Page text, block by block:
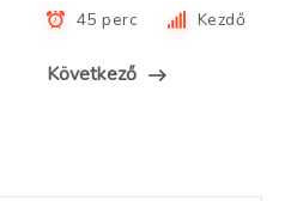
45 perc Kezdő
Következő